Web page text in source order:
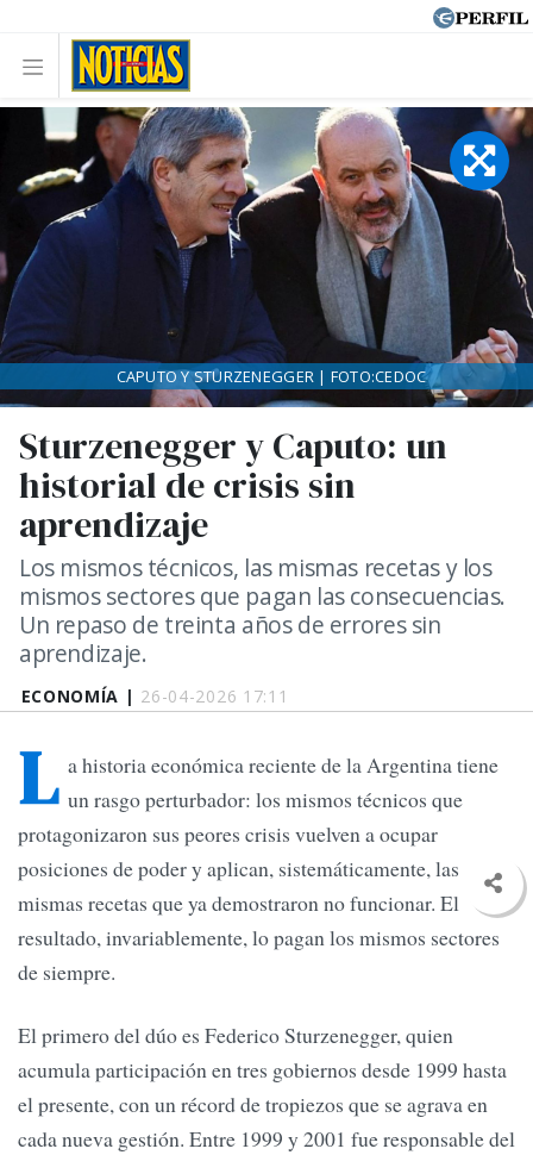
ECONOMÍA | 26-04-2026 17:11
Sturzenegger y Caputo: un
historial de crisis sin
aprendizaje
Los mismos técnicos, las mismas recetas y los
mismos sectores que pagan las consecuencias.
Un repaso de treinta años de errores sin
aprendizaje.
CAPUTO Y STURZENEGGER | FOTO:CEDOC
L a historia económica reciente de la Argentina tiene
un rasgo perturbador: los mismos técnicos que
protagonizaron sus peores crisis vuelven a ocupar
posiciones de poder y aplican, sistemáticamente, las
mismas recetas que ya demostraron no funcionar. El
resultado, invariablemente, lo pagan los mismos sectores
de siempre.
El primero del dúo es Federico Sturzenegger, quien
acumula participación en tres gobiernos desde 1999 hasta
el presente, con un récord de tropiezos que se agrava en
cada nueva gestión. Entre 1999 y 2001 fue responsable del